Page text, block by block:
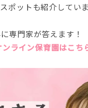
ットも紹介してい
専門家が答えます！
ライン保育園はこち